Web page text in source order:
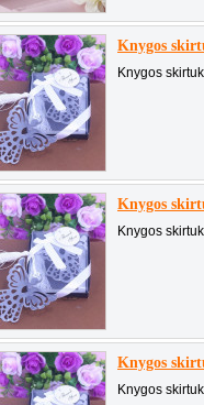
Knygos
Knygos
Knygos
Knygos
Knygos
Knygos